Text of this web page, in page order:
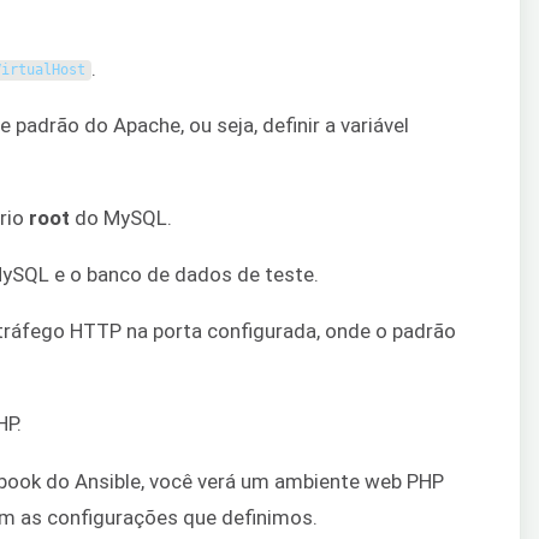
.
padrão do Apache, ou seja, definir a variável
root do MySQL.
e o banco de dados de teste.
HTTP na porta configurada, onde o padrão
do Ansible, você verá um ambiente web PHP
as configurações que definimos.